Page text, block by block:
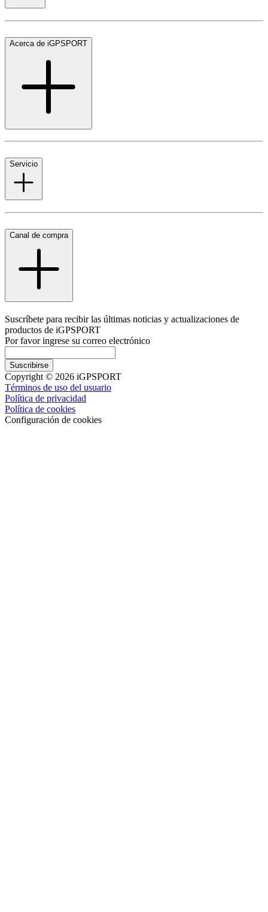
Acerca de iGPSPORT
Servicio
Canal de compra
Suscríbete para recibir las últimas noticias y actualizaciones de
productos de iGPSPORT
Por favor ingrese su correo electrónico
Suscribirse
Copyright © 2026 iGPSPORT
Términos de uso del usuario
Política de privacidad
Política de cookies
Configuración de cookies